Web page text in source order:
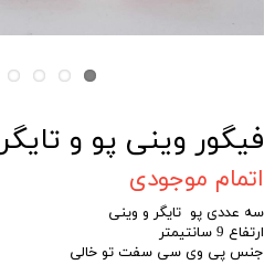
فیگور وینی پو و تایگر
اتمام موجودی
سه عددی پو تایگر و وینی
ارتفاع 9 سانتیمتر
جنس پی وی سی سفت تو خالی